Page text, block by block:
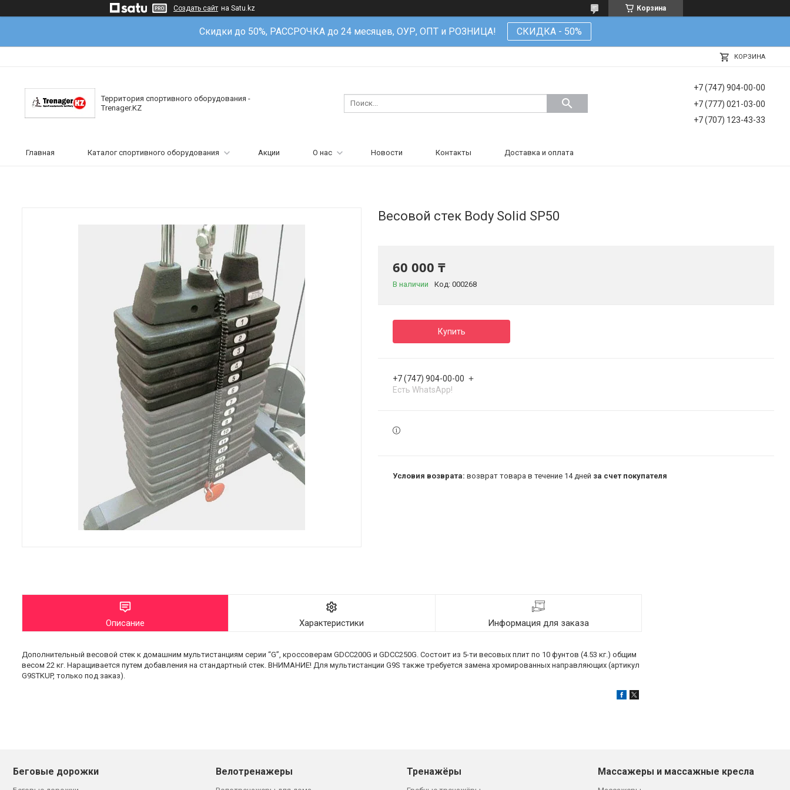
Создать сайт на Satu.kz Корзина
Скидки до 50%, РАССРОЧКА до 24 месяцев, ОУР, ОПТ и РОЗНИЦА! СКИДКА - 50%
КОРЗИНА
Территория спортивного оборудования -
Trenager.KZ
+7 (747) 904-00-00
+7 (777) 021-03-00
+7 (707) 123-43-33
Главная Каталог спортивного оборудования Акции О нас Новости Контакты Доставка и оплата
Весовой стек Body Solid SP50
60 000 ₸
В наличии Код: 000268
Купить
+7 (747) 904-00-00
Есть WhatsApp!
возврат товара в течение 14 дней за счет покупателя
Описание Характеристики Информация для заказа
Дополнительный весовой стек к домашним мультистанциям серии “G”, кроссоверам GDCC200G и GDCC250G. Состоит из 5-ти весовых плит по 10 фунтов (4.53 кг.) общим
весом 22 кг. Наращивается путем добавления на стандартный стек. ВНИМАНИЕ! Для мультистанции G9S также требуется замена хромированных направляющих (артикул
G9STKUP, только под заказ).
Беговые дорожки Велотренажеры Тренажёры Массажеры и массажные кресла